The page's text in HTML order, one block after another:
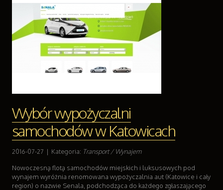
Wybór wypożyczalni
samochodów w Katowicach
2016-07-27 | Kategoria: Transport / Wynajem
Nowoczesną flotą samochodów miejskich i luksusowych pod
wynajem wyróżnia renomowana wypożyczalnia aut (Katowice i cały
region) o nazwie Senala, podchodząca do każdego zgłaszającego